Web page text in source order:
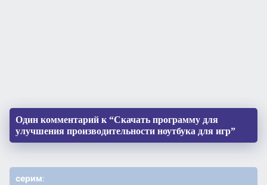
Один комментарий к “Скачать программу для
улучшения производительности ноутбука для игр”
серим: